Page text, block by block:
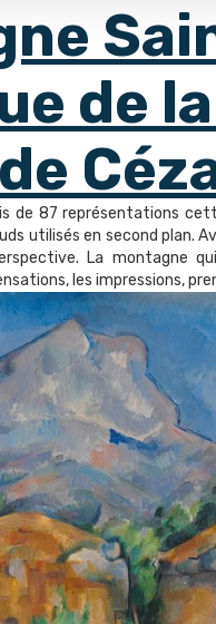
de
de 87 représentations
utilisés en second plan.
La montagne
les impressions,